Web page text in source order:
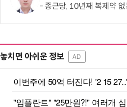
종근당, 10년째 복제약 없는 항우울
놓치면 아쉬운 정보 AD